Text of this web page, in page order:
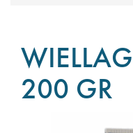
200 GR